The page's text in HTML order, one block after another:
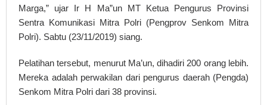
Marga,” ujar Ir H Ma”un MT Ketua Pengurus Provinsi
Sentra Komunikasi Mitra Polri (Pengprov Senkom Mitra
Polri). Sabtu (23/11/2019) siang.
Pelatihan tersebut, menurut Ma’un, dihadiri 200 orang lebih.
Mereka adalah perwakilan dari pengurus daerah (Pengda)
Senkom Mitra Polri dari 38 provinsi.